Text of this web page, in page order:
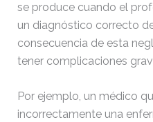
se produce cuando el
un diagnóstico correcto
consecuencia de esta
tener complicaciones
Por ejemplo, un médico
incorrectamente una